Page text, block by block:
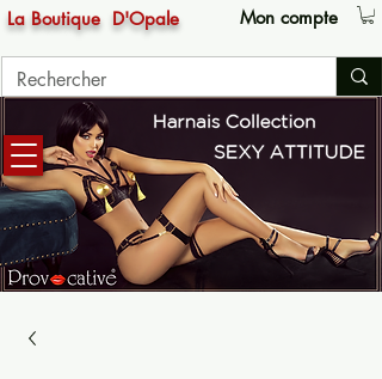
La Boutique D'Opale Mon compte